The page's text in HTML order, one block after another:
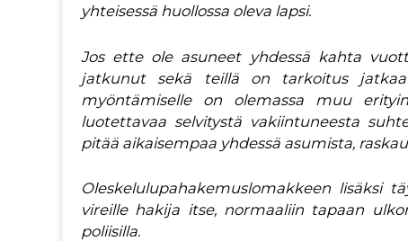
yhteisessä huollossa oleva lapsi.
Jos ette ole asuneet yhdessä kahta
jatkunut sekä teillä on tarkoitus jatkaa
myöntämiselle on olemassa muu
luotettavaa selvitystä vakiintuneesta
pitää aikaisempaa yhdessä asumista,
Oleskelulupahakemuslomakkeen lisäksi
vireille hakija itse, normaaliin tapaan
poliisilla.